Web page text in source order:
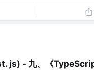
js) - 九、《